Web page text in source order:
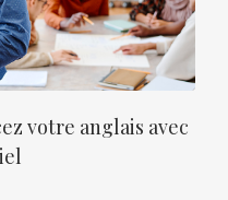
votre anglais avec